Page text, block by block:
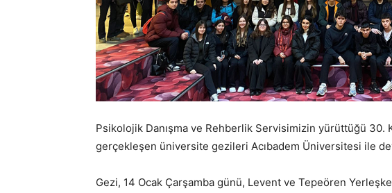
Psikolojik Danışma ve Rehberlik Servisimizin yürüttüğü 30.
gerçekleşen üniversite gezileri Acıbadem Üniversitesi ile
Gezi, 14 Ocak Çarşamba günü, Levent ve Tepeören